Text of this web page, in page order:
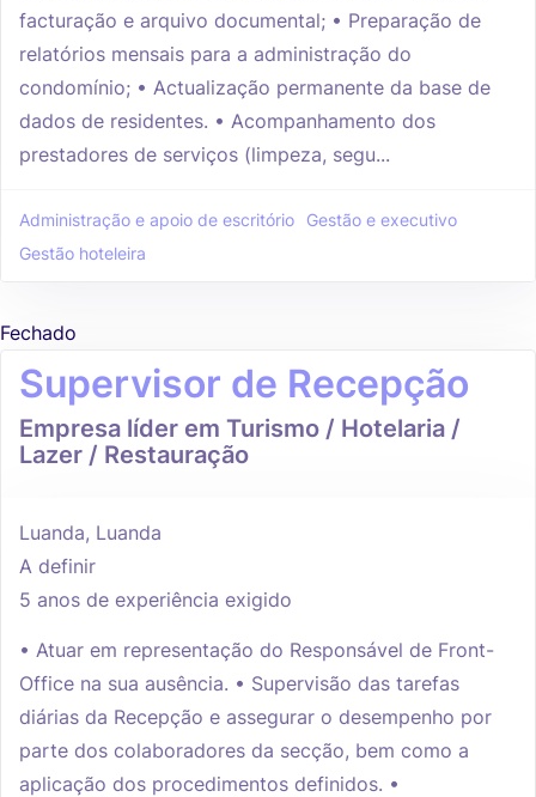
facturação e arquivo documental; • Preparação de
relatórios mensais para a administração do
condomínio; • Actualização permanente da base de
dados de residentes. • Acompanhamento dos
prestadores de serviços (limpeza, segu...
Administração e apoio de escritório
Gestão e executivo
Gestão hoteleira
Fechado
Supervisor de Recepção
Empresa líder em Turismo / Hotelaria /
Lazer / Restauração
Luanda, Luanda
A definir
5 anos de experiência exigido
• Atuar em representação do Responsável de Front-
Office na sua ausência. • Supervisão das tarefas
diárias da Recepção e assegurar o desempenho por
parte dos colaboradores da secção, bem como a
aplicação dos procedimentos definidos. •